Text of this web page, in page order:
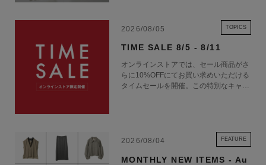
2026/08/05 TOPICS
TIME SALE 8/5 - 8/11
オンラインストアでは、セール商品がさ
らに10%OFFにてお買い求めいただける
タイムセールを開催。この特別なキャン
2026/08/04 FEATURE
MONTHLY NEW ITEMS - Au